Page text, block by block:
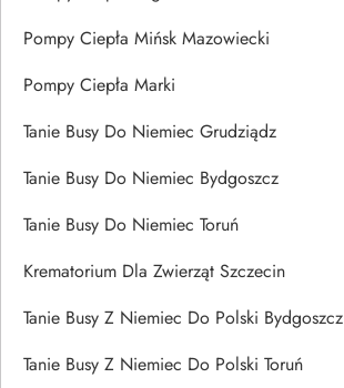
Pompy Ciepła Mińsk Mazowiecki
Pompy Ciepła Marki
Tanie Busy Do Niemiec Grudziądz
Tanie Busy Do Niemiec Bydgoszcz
Tanie Busy Do Niemiec Toruń
Krematorium Dla Zwierząt Szczecin
Tanie Busy Z Niemiec Do Polski Bydgoszcz
Tanie Busy Z Niemiec Do Polski Toruń